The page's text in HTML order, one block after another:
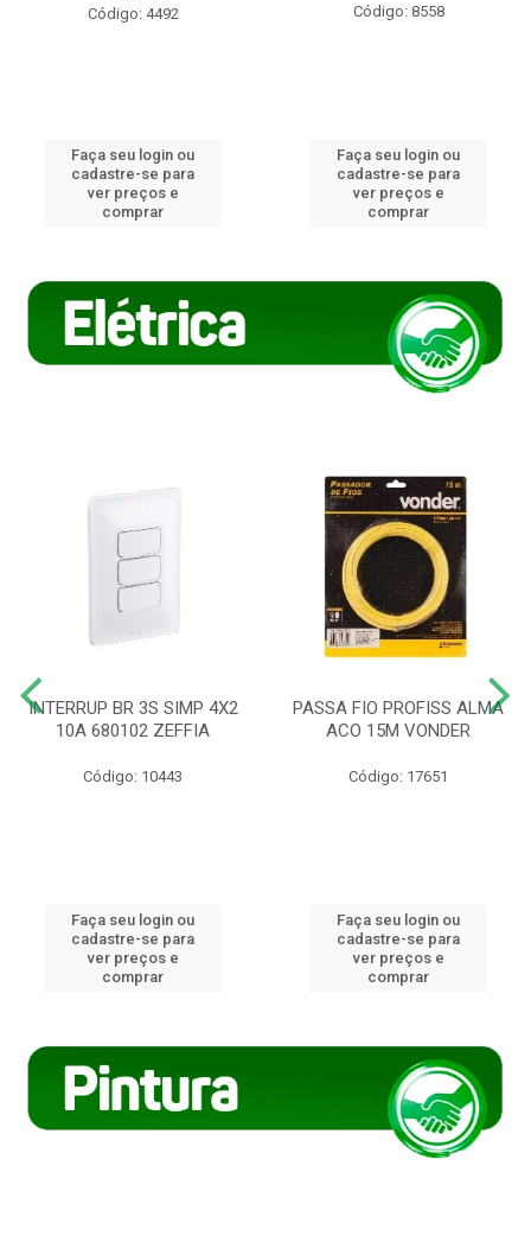
Código: 4492
Faça seu login ou
cadastre-se para
ver preços e
comprar
Código: 8558
Faça seu login ou
cadastre-se para
ver preços e
comprar
INTERRUP BR 3S SIMP 4X2
10A 680102 ZEFFIA
Código: 10443
Faça seu login ou
cadastre-se para
ver preços e
comprar
PASSA FIO PROFISS ALMA
ACO 15M VONDER
Código: 17651
Faça seu login ou
cadastre-se para
ver preços e
comprar